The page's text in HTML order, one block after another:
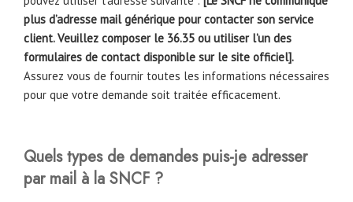
plus d’adresse mail générique pour contacter son service
client. Veuillez composer le 36.35 ou utiliser l’un des
formulaires de contact disponible sur le site officiel].
Assurez vous de fournir toutes les informations nécessaires
pour que votre demande soit traitée efficacement.
Quels types de demandes puis-je adresser
par mail à la SNCF ?